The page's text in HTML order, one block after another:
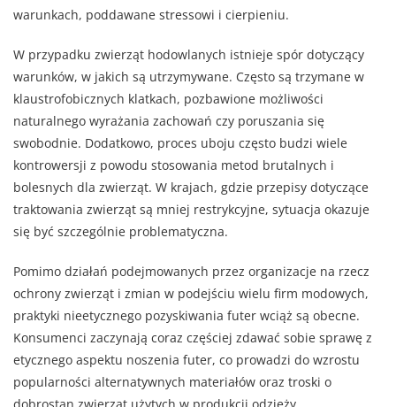
warunkach, poddawane stressowi i cierpieniu.
W przypadku zwierząt hodowlanych istnieje spór dotyczący
warunków, w jakich są utrzymywane. Często są trzymane w
klaustrofobicznych klatkach, pozbawione możliwości
naturalnego wyrażania zachowań czy poruszania się
swobodnie. Dodatkowo, proces uboju często budzi wiele
kontrowersji z powodu stosowania metod brutalnych i
bolesnych dla zwierząt. W krajach, gdzie przepisy dotyczące
traktowania zwierząt są mniej restrykcyjne, sytuacja okazuje
się być szczególnie problematyczna.
Pomimo działań podejmowanych przez organizacje na rzecz
ochrony zwierząt i zmian w podejściu wielu firm modowych,
praktyki nieetycznego pozyskiwania futer wciąż są obecne.
Konsumenci zaczynają coraz częściej zdawać sobie sprawę z
etycznego aspektu noszenia futer, co prowadzi do wzrostu
popularności alternatywnych materiałów oraz troski o